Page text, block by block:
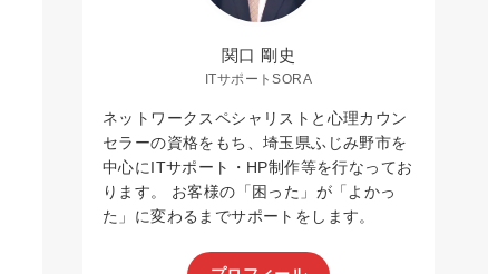
関口 剛史
ITサポートSORA
ネットワークスペシャリストと心理カウン
セラーの資格をもち、埼玉県ふじみ野市を
中心にITサポート・HP制作等を行なってお
ります。 お客様の「困った」が「よかっ
た」に変わるまでサポートをします。